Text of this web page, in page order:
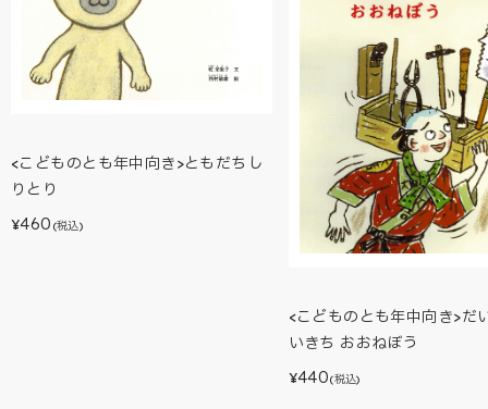
<こどものとも年中向き>ともだちし
りとり
¥460 (税込)
<こどものとも年中向き>だ
いきち おおねぼう
¥440(税込)